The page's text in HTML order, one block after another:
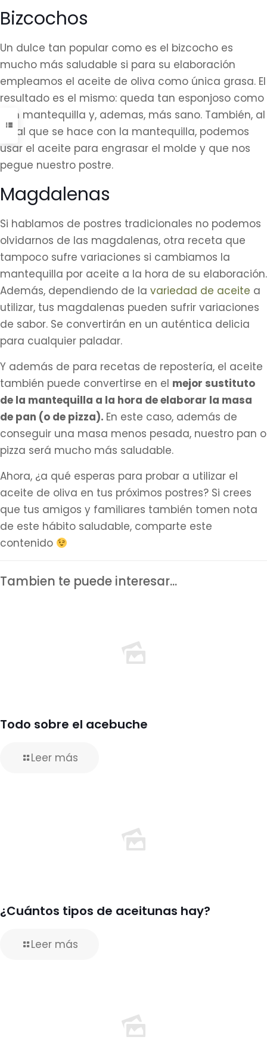
Bizcochos
Un dulce tan popular como es el bizcocho es
mucho más saludable si para su elaboración
empleamos el aceite de oliva como única grasa. El
resultado es el mismo: queda tan esponjoso como
con mantequilla y, ademas, más sano. También, al
igual que se hace con la mantequilla, podemos
usar el aceite para engrasar el molde y que nos
pegue nuestro postre.
Magdalenas
Si hablamos de postres tradicionales no podemos
olvidarnos de las magdalenas, otra receta que
tampoco sufre variaciones si cambiamos la
mantequilla por aceite a la hora de su elaboración.
Además, dependiendo de la variedad de aceite a
utilizar, tus magdalenas pueden sufrir variaciones
de sabor. Se convertirán en un auténtica delicia
para cualquier paladar.
Y además de para recetas de repostería, el aceite
también puede convertirse en el mejor sustituto
de la mantequilla a la hora de elaborar la masa
de pan (o de pizza). En este caso, además de
conseguir una masa menos pesada, nuestro pan o
pizza será mucho más saludable.
Ahora, ¿a qué esperas para probar a utilizar el
aceite de oliva en tus próximos postres? Si crees
que tus amigos y familiares también tomen nota
de este hábito saludable, comparte este
contenido
Tambien te puede interesar...
Todo sobre el acebuche
Leer más
¿Cuántos tipos de aceitunas hay?
Leer más